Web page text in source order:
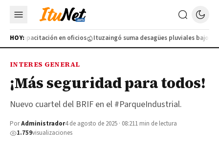
HOY:
capacitación en oficios Ituzaingó suma desagües pluviales bajo
INTERES GENERAL
¡Más seguridad para todos!
Nuevo cuartel del BRIF en el #ParqueIndustrial.
PorAdministrador4 de agosto de 2025 · 08:211 min de lectura
1.759visualizaciones